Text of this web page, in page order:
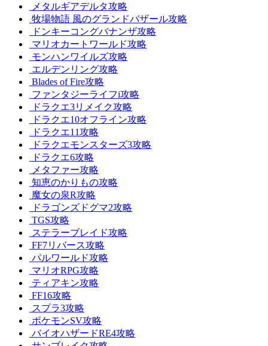
メタルギアデルタ攻略
牧場物語 風のグランドバザール攻略
ドンキーコングバナンザ攻略
マリオカートワールド攻略
モンハンワイルズ攻略
エルデンリング攻略
Blades of Fire攻略
ファンタジーライフi攻略
ドラクエ3リメイク攻略
ドラクエ10オフライン攻略
ドラクエ11攻略
ドラクエモンスターズ3攻略
ドラクエ6攻略
メタファー攻略
知恵のかりもの攻略
魔女の泉R攻略
ドラゴンズドグマ2攻略
TGS攻略
ステラーブレイド攻略
FF7リバース攻略
パルワールド攻略
マリオRPG攻略
ティアキン攻略
FF16攻略
スプラ3攻略
ポケモンSV攻略
バイオハザードRE4攻略